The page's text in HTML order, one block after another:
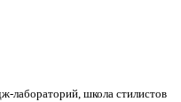
лабораторий, школа стилистов